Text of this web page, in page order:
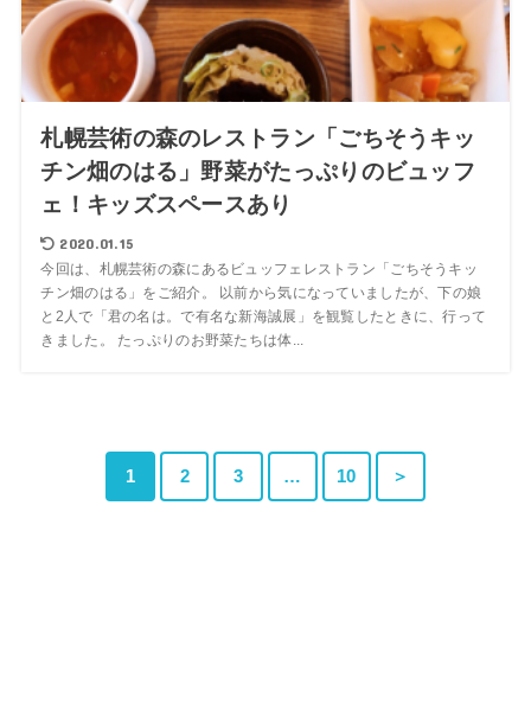
札幌芸術の森のレストラン「ごちそうキッ
チン畑のはる」野菜がたっぷりのビュッフ
ェ！キッズスペースあり
2020.01.15
今回は、札幌芸術の森にあるビュッフェレストラン「ごちそうキッ
チン畑のはる」をご紹介。 以前から気になっていましたが、下の娘
と2人で「君の名は。で有名な新海誠展」を観覧したときに、行って
きました。 たっぷりのお野菜たちは体...
1 2 3 … 10 ＞